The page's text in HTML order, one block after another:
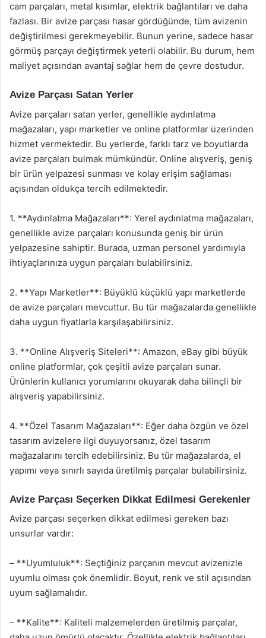
cam parçaları, metal kısımlar, elektrik bağlantıları ve daha
fazlası. Bir avize parçası hasar gördüğünde, tüm avizenin
değiştirilmesi gerekmeyebilir. Bunun yerine, sadece hasar
görmüş parçayı değiştirmek yeterli olabilir. Bu durum, hem
maliyet açısından avantaj sağlar hem de çevre dostudur.
Avize Parçası Satan Yerler
Avize parçaları satan yerler, genellikle aydınlatma
mağazaları, yapı marketler ve online platformlar üzerinden
hizmet vermektedir. Bu yerlerde, farklı tarz ve boyutlarda
avize parçaları bulmak mümkündür. Online alışveriş, geniş
bir ürün yelpazesi sunması ve kolay erişim sağlaması
açısından oldukça tercih edilmektedir.
1. **Aydınlatma Mağazaları**: Yerel aydınlatma mağazaları,
genellikle avize parçaları konusunda geniş bir ürün
yelpazesine sahiptir. Burada, uzman personel yardımıyla
ihtiyaçlarınıza uygun parçaları bulabilirsiniz.
2. **Yapı Marketler**: Büyüklü küçüklü yapı marketlerde
de avize parçaları mevcuttur. Bu tür mağazalarda genellikle
daha uygun fiyatlarla karşılaşabilirsiniz.
3. **Online Alışveriş Siteleri**: Amazon, eBay gibi büyük
online platformlar, çok çeşitli avize parçaları sunar.
Ürünlerin kullanıcı yorumlarını okuyarak daha bilinçli bir
alışveriş yapabilirsiniz.
4. **Özel Tasarım Mağazaları**: Eğer daha özgün ve özel
tasarım avizelere ilgi duyuyorsanız, özel tasarım
mağazalarını tercih edebilirsiniz. Bu tür mağazalarda, el
yapımı veya sınırlı sayıda üretilmiş parçalar bulabilirsiniz.
Avize Parçası Seçerken Dikkat Edilmesi Gerekenler
Avize parçası seçerken dikkat edilmesi gereken bazı
unsurlar vardır:
– **Uyumluluk**: Seçtiğiniz parçanın mevcut avizenizle
uyumlu olması çok önemlidir. Boyut, renk ve stil açısından
uyum sağlamalıdır.
– **Kalite**: Kaliteli malzemelerden üretilmiş parçalar,